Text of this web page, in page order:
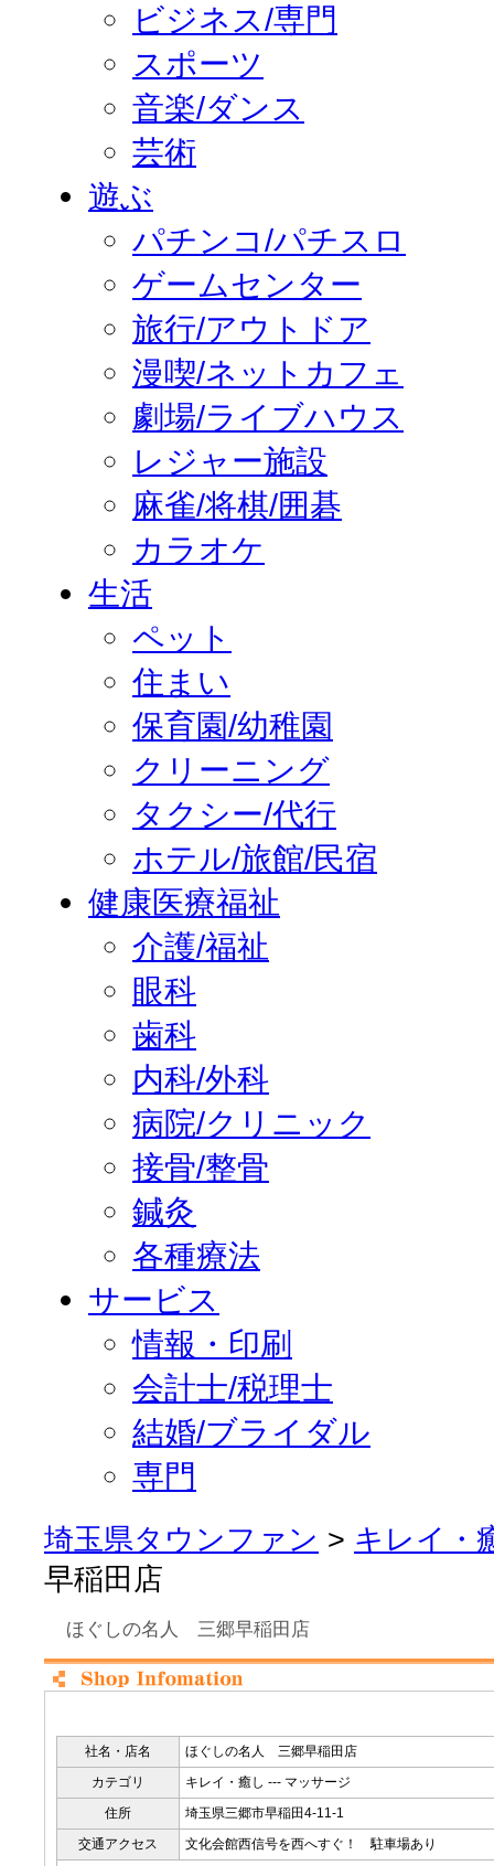
ビジネス/専門
スポーツ
音楽/ダンス
芸術
遊ぶ
パチンコ/パチスロ
ゲームセンター
旅行/アウトドア
漫喫/ネットカフェ
劇場/ライブハウス
レジャー施設
麻雀/将棋/囲碁
カラオケ
生活
ペット
住まい
保育園/幼稚園
クリーニング
タクシー/代行
ホテル/旅館/民宿
健康医療福祉
介護/福祉
眼科
歯科
内科/外科
病院/クリニック
接骨/整骨
鍼灸
各種療法
サービス
情報・印刷
会計士/税理士
結婚/ブライダル
専門
埼玉県タウンファン > キレイ・
早稲田店
ほぐしの名人 三郷早稲田店
社名・店名
ほぐしの名人 三郷早稲田店
カテゴリ
キレイ・癒し --- マッサージ
住所
埼玉県三郷市早稲田4-11-1
交通アクセス
文化会館西信号を西へすぐ！ 駐車場あり